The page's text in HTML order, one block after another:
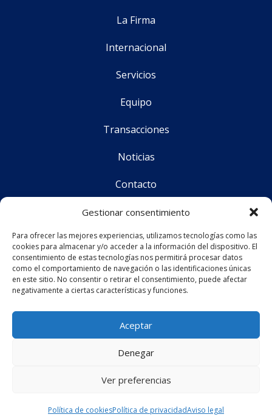
Gestionar consentimiento
Para ofrecer las mejores experiencias, utilizamos tecnologías como las
cookies para almacenar y/o acceder a la información del dispositivo. El
consentimiento de estas tecnologías nos permitirá procesar datos
como el comportamiento de navegación o las identificaciones únicas
en este sitio. No consentir o retirar el consentimiento, puede afectar
negativamente a ciertas características y funciones.
Aceptar
Denegar
Ver preferencias
Política de cookiesPolítica de privacidadAviso legal
La Firma
Internacional
Servicios
Equipo
Transacciones
Noticias
Contacto
CS Corporate Advisors © 2025